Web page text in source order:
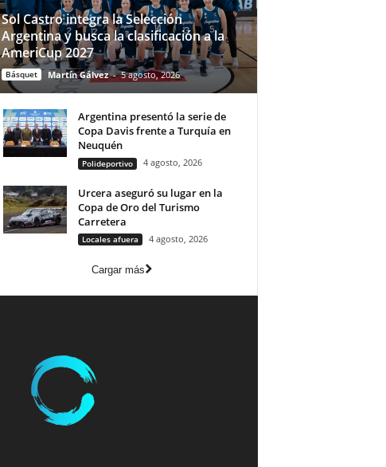
Sol Castro integra la Selección
Argentina y busca la clasificación a la
AmeriCup 2027
Básquet Martín Gálvez - 5 agosto, 2026
Argentina presentó la serie de
Copa Davis frente a Turquía en
Neuquén
Polideportivo 4 agosto, 2026
Urcera aseguró su lugar en la
Copa de Oro del Turismo
Carretera
Locales afuera 4 agosto, 2026
Cargar más